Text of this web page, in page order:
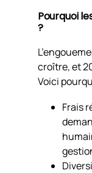
Pourquoi
?
croître, et
Voici
Frais